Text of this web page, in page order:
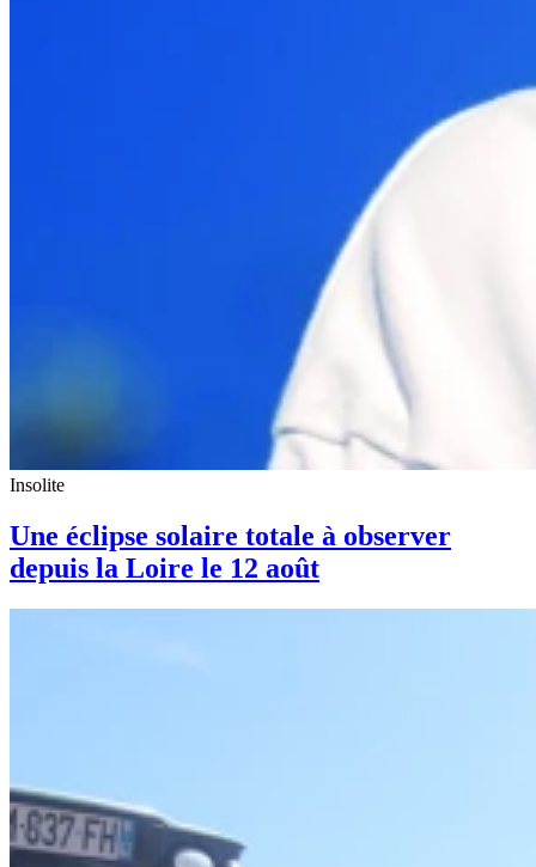
Insolite
Une éclipse solaire totale à observer
depuis la Loire le 12 août